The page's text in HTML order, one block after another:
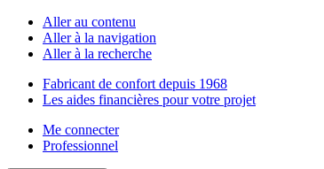
Aller au contenu
Aller à la navigation
Aller à la recherche
Fabricant de confort depuis 1968
Les aides financières pour votre projet
Me connecter
Professionnel